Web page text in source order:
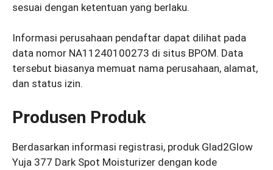
sesuai dengan ketentuan yang berlaku.
Informasi perusahaan pendaftar dapat dilihat pada
data nomor NA11240100273 di situs BPOM. Data
tersebut biasanya memuat nama perusahaan, alamat,
dan status izin.
Produsen Produk
Berdasarkan informasi registrasi, produk Glad2Glow
Yuja 377 Dark Spot Moisturizer dengan kode